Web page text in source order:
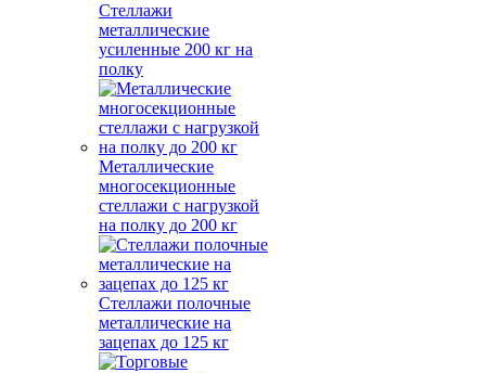
Стеллажи
металлические
усиленные 200 кг на
полку
Металлические
многосекционные
стеллажи с нагрузкой
на полку до 200 кг
Стеллажи полочные
металлические на
зацепах до 125 кг